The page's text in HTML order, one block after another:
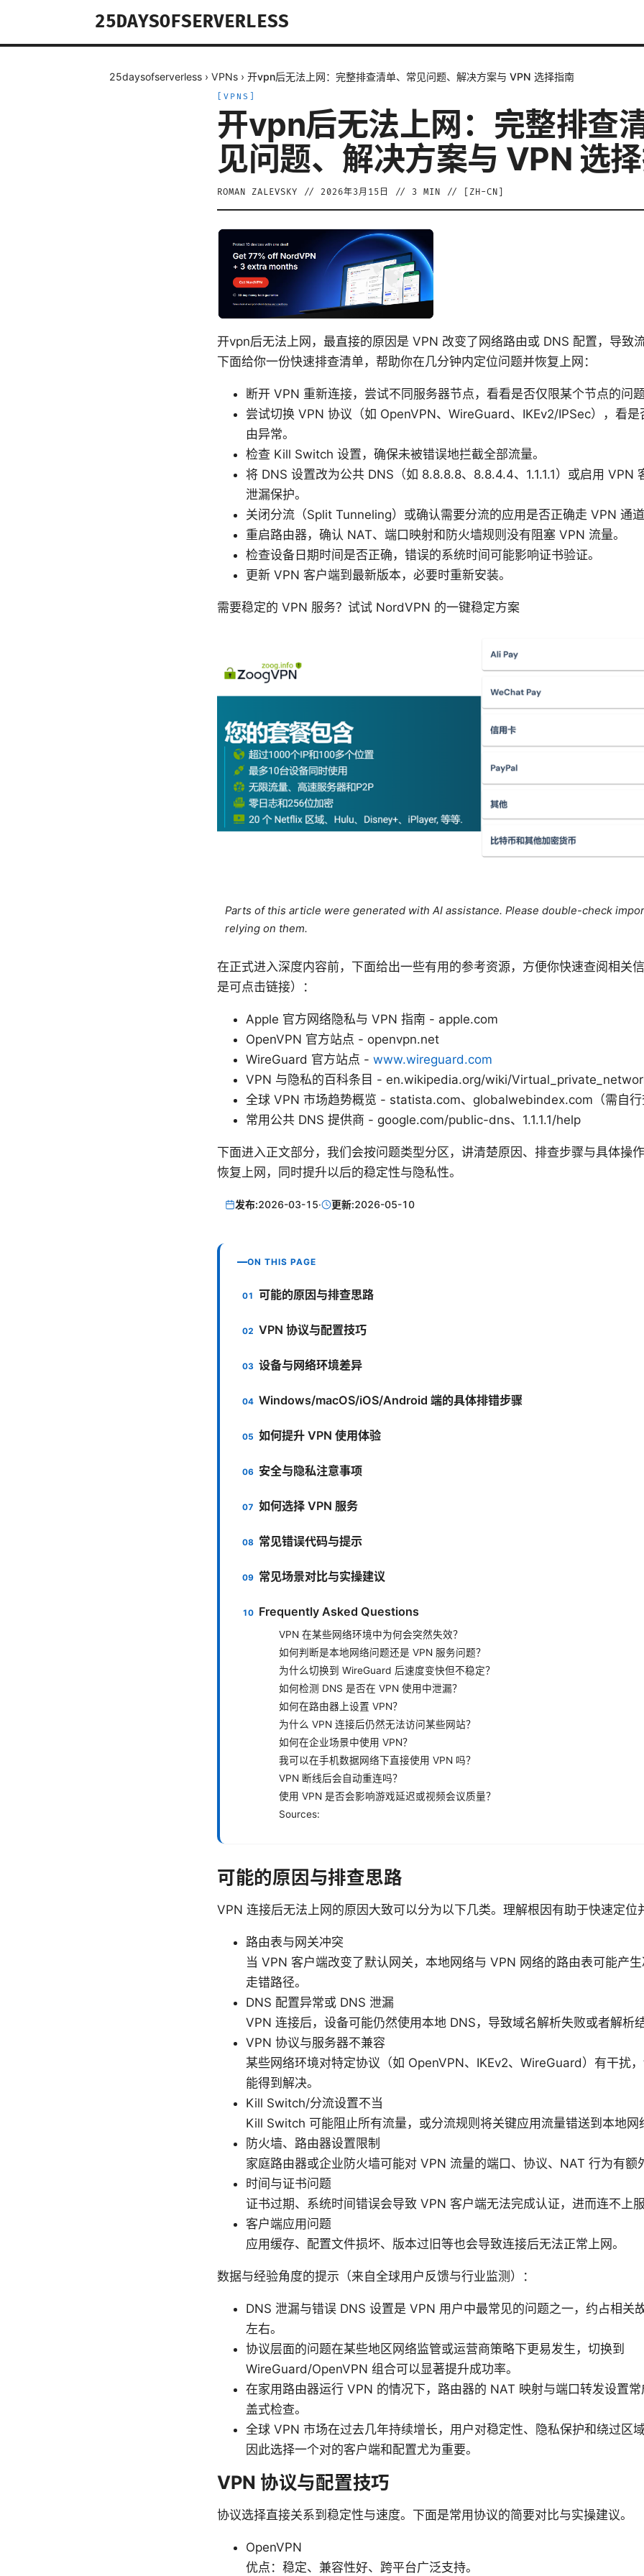
25DAYSOFSERVERLESS
25daysofserverless › VPNs › 开vpn后无法上网：完整排查清单、常见问题、解决方案与 VPN 选择指南
VPNS
开vpn后无法上网：完整排查
见问题、解决方案与 VPN 选
ROMAN ZALEVSKY // 2026年3月15日 // 3 MIN // [ ZH-CN
开vpn后无法上网，最直接的原因是 VPN 改变了网络路由或 DNS 配置，导致
下面给你一份快速排查清单，帮助你在几分钟内定位问题并恢复上网：
断开 VPN 重新连接，尝试不同服务器节点，看看是否仅限某个节点的问题
尝试切换 VPN 协议（如 OpenVPN、WireGuard、IKEv2/IPSec），看是
由异常。
检查 Kill Switch 设置，确保未被错误地拦截全部流量。
将 DNS 设置改为公共 DNS（如 8.8.8.8、8.8.4.4、1.1.1.1）或启用 VPN
泄漏保护。
关闭分流（Split Tunneling）或确认需要分流的应用是否正确走 VPN 通道
重启路由器，确认 NAT、端口映射和防火墙规则没有阻塞 VPN 流量。
检查设备日期时间是否正确，错误的系统时间可能影响证书验证。
更新 VPN 客户端到最新版本，必要时重新安装。
需要稳定的 VPN 服务？试试 NordVPN 的一键稳定方案
Parts of this article were generated with AI assistance. Please double-check
relying on them.
在正式进入深度内容前，下面给出一些有用的参考资源，方便你快速查阅相关
是可点击链接）：
Apple 官方网络隐私与 VPN 指南 - apple.com
OpenVPN 官方站点 - openvpn.net
WireGuard 官方站点 - www.wireguard.com
VPN 与隐私的百科条目 - en.wikipedia.org/wiki/
全球 VPN 市场趋势概览 - statista.com、globalwebindex.com（需自行
常用公共 DNS 提供商 - google.com/public-dns、1.1.1.1/help
下面进入正文部分，我们会按问题类型分区，讲清楚原因、排查步骤与具体操
恢复上网，同时提升以后的稳定性与隐私性。
发布:2026-03-15· 更新:2026-05-10
ON THIS PAGE
可能的原因与排查思路
VPN 协议与配置技巧
设备与网络环境差异
Windows/macOS/iOS/Android 端的具体排错步骤
如何提升 VPN 使用体验
安全与隐私注意事项
如何选择 VPN 服务
常见错误代码与提示
常见场景对比与实操建议
Frequently Asked Questions
VPN 在某些网络环境中为何会突然失效？
如何判断是本地网络问题还是 VPN 服务问题？
为什么切换到 WireGuard 后速度变快但不稳定？
如何检测 DNS 是否在 VPN 使用中泄漏？
如何在路由器上设置 VPN？
为什么 VPN 连接后仍然无法访问某些网站？
如何在企业场景中使用 VPN？
我可以在手机数据网络下直接使用 VPN 吗？
VPN 断线后会自动重连吗？
使用 VPN 是否会影响游戏延迟或视频会议质量？
Sources:
可能的原因与排查思路
VPN 连接后无法上网的原因大致可以分为以下几类。理解根因有助于快速定位
路由表与网关冲突
当 VPN 客户端改变了默认网关，本地网络与 VPN 网络的路由表可能产
走错路径。
DNS 配置异常或 DNS 泄漏
VPN 连接后，设备可能仍然使用本地 DNS，导致域名解析失败或者解析
VPN 协议与服务器不兼容
某些网络环境对特定协议（如 OpenVPN、IKEv2、WireGuard）有干扰
能得到解决。
Kill Switch/分流设置不当
Kill Switch 可能阻止所有流量，或分流规则将关键应用流量错送到本地网
防火墙、路由器设置限制
家庭路由器或企业防火墙可能对 VPN 流量的端口、协议、NAT 行为有额
时间与证书问题
证书过期、系统时间错误会导致 VPN 客户端无法完成认证，进而连不上服
客户端应用问题
应用缓存、配置文件损坏、版本过旧等也会导致连接后无法正常上网。
数据与经验角度的提示（来自全球用户反馈与行业监测）：
DNS 泄漏与错误 DNS 设置是 VPN 用户中最常见的问题之一，约占相关
左右。
协议层面的问题在某些地区网络监管或运营商策略下更易发生，切换到
WireGuard/OpenVPN 组合可以显著提升成功率。
在家用路由器运行 VPN 的情况下，路由器的 NAT 映射与端口转发设置
盖式检查。
全球 VPN 市场在过去几年持续增长，用户对稳定性、隐私保护和绕过区
因此选择一个对的客户端和配置尤为重要。
VPN 协议与配置技巧
协议选择直接关系到稳定性与速度。下面是常用协议的简要对比与实操建议。
OpenVPN
优点：稳定、兼容性好、跨平台广泛支持。